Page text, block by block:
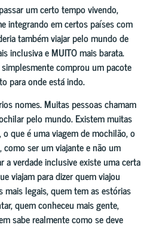
um certo tempo vivendo,
integrando em certos países com
também viajar pelo mundo de
inclusiva e MUITO mais barata.
comprou um pacote
para onde está indo.
nomes. Muitas pessoas chamam
pelo mundo. Existem muitas
que é uma viagem de mochilão, o
ser um viajante e não um
a verdade inclusive existe uma certa
viajam para dizer quem viajou
mais legais, quem tem as estórias
quem conheceu mais gente,
sabe realmente como se deve